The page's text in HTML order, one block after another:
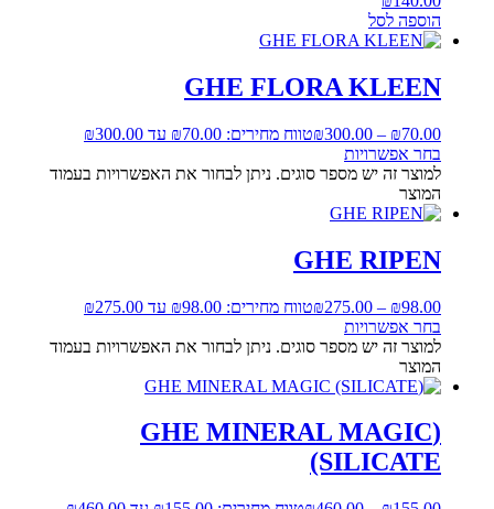
הוספה לסל
GHE FLORA KLEEN
₪70.00
–
₪300.00
טווח מחירים: ⁦₪70.00⁩ עד ⁦₪300.00⁩
בחר אפשרויות
למוצר זה יש מספר סוגים. ניתן לבחור את האפשרויות בעמוד
המוצר
GHE RIPEN
₪98.00
–
₪275.00
טווח מחירים: ⁦₪98.00⁩ עד ⁦₪275.00⁩
בחר אפשרויות
למוצר זה יש מספר סוגים. ניתן לבחור את האפשרויות בעמוד
המוצר
(GHE MINERAL MAGIC
(SILICATE